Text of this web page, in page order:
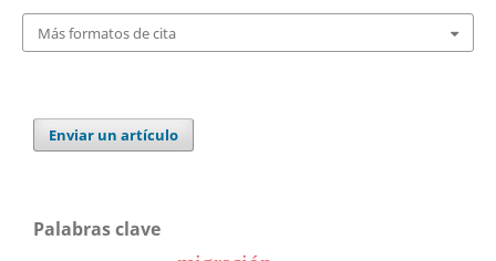
Más formatos de cita
Enviar un artículo
Palabras clave